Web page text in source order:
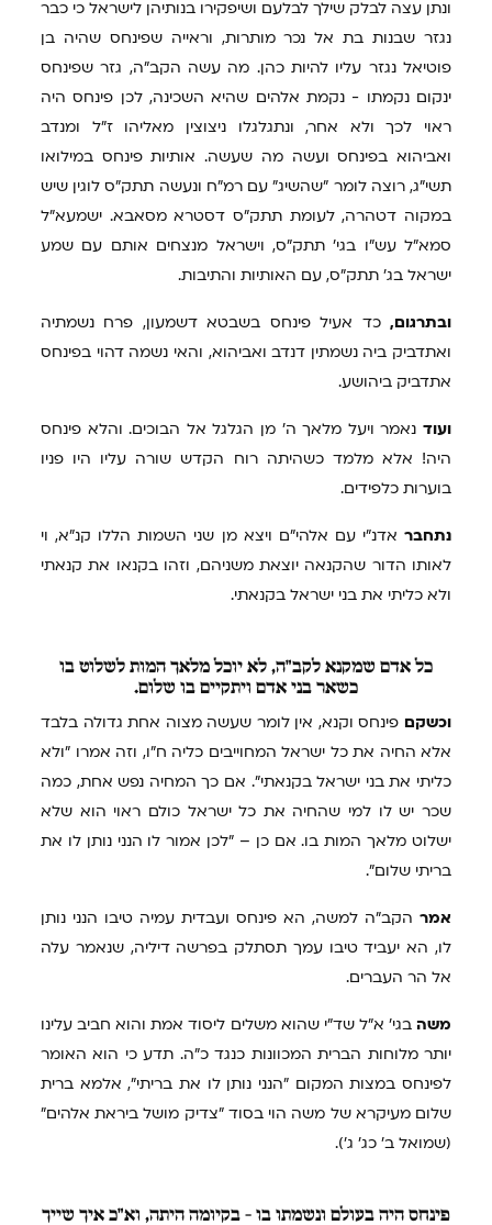
ונתן עצה לבלק שילך לבלעם ושיפקירו בנותיהן לישראל כי כבר
נגזר שבנות בת אל נכר מותרות, וראייה שפינחס שהיה בן
פוטיאל נגזר עליו להיות כהן. מה עשה הקב"ה, גזר שפינחס
ינקום נקמתו - נקמת אלהים שהיא השכינה, לכן פינחס היה
ראוי לכך ולא אחר, ונתגלגלו ניצוצין מאליהו ז"ל ומנדב
ואביהוא בפינחס ועשה מה שעשה. אותיות פינחס במילואו
תשי"ג, רוצה לומר "שהשיג" עם רמ"ח ונעשה תתק"ס לוגין שיש
במקוה דטהרה, לעומת תתק"ס דסטרא מסאבא. ישמעא"ל
סמא"ל עש"ו בגי' תתק"ס, וישראל מנצחים אותם עם שמע
ישראל בג' תתק"ס, עם האותיות והתיבות.
ובתרגום, כד אעיל פינחס בשבטא דשמעון, פרח נשמתיה
ואתדביק ביה נשמתין דנדב ואביהוא, והאי נשמה דהוי בפינחס
אתדביק ביהושע.
ועוד נאמר ויעל מלאך ה' מן הגלגל אל הבוכים. והלא פינחס
היה! אלא מלמד כשהיתה רוח הקדש שורה עליו היו פניו
בוערות כלפידים.
נתחבר אדנ"י עם אלהי"ם ויצא מן שני השמות הללו קנ"א, וי
לאותו הדור שהקנאה יוצאת משניהם, וזהו בקנאו את קנאתי
ולא כליתי את בני ישראל בקנאתי.
כל אדם שמקנא לקב"ה, לא יוכל מלאך המות לשלוט בו
כשאר בני אדם ויתקיים בו שלום.
וכשקם פינחס וקנא, אין לומר שעשה מצוה אחת גדולה בלבד
אלא החיה את כל ישראל המחוייבים כליה ח"ו, וזה אמרו "ולא
כליתי את בני ישראל בקנאתי". אם כך המחיה נפש אחת, כמה
שכר יש לו למי שהחיה את כל ישראל כולם ראוי הוא שלא
ישלוט מלאך המות בו. אם כן – "לכן אמור לו הנני נותן לו את
בריתי שלום".
אמר הקב"ה למשה, הא פינחס ועבדית עמיה טיבו הנני נותן
לו, הא יעביד טיבו עמך תסתלק בפרשה דיליה, שנאמר עלה
אל הר העברים.
משה בגי' א"ל שד"י שהוא משלים ליסוד אמת והוא חביב עלינו
יותר מלוחות הברית המכוונות כנגד כ"ה. תדע כי הוא האומר
לפינחס במצות המקום "הנני נותן לו את בריתי", אלמא ברית
שלום מעיקרא של משה הוי בסוד "צדיק מושל ביראת אלהים"
(שמואל ב' כג' ג').
פינחס היה בעולם ונשמתו בו - בקיומה היתה, וא"כ איך שייך